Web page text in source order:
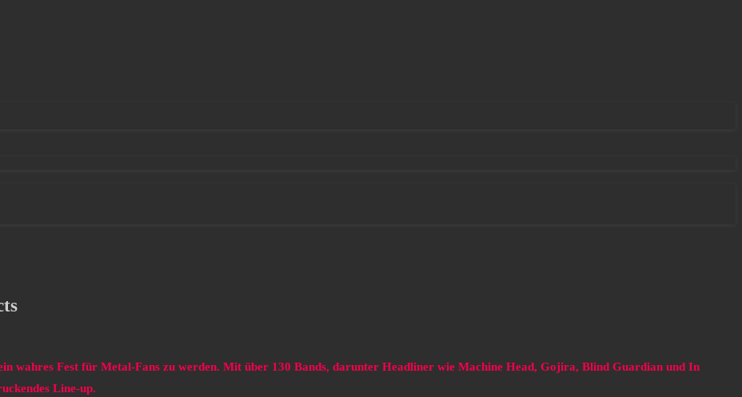
wahres Fest für Metal-Fans zu werden. Mit über 130 Bands, darunter Headliner wie Machine Head, Gojira, Blind Guardian und In
Line-up.